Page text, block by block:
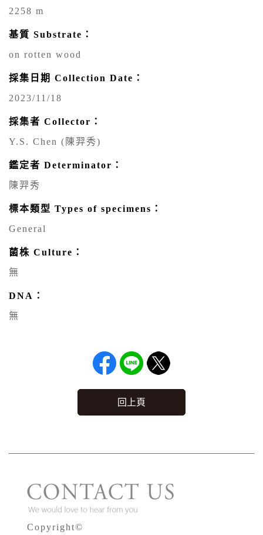
2258 m
基質 Substrate：
on rotten wood
採集日期 Collection Date：
2023/11/18
採集者 Collector：
Y.S. Chen (陳羿秀)
鑑定者 Determinator：
陳羿秀
標本類型 Types of specimens：
General
菌株 Culture：
無
DNA：
無
回上頁
Copyright©